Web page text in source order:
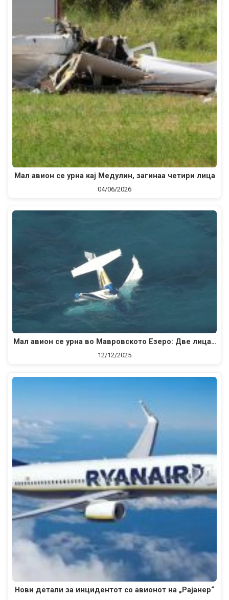
Мал авион се урна кај Медулин, загинаа четири лица
04/06/2026
Мал авион се урна во Мавровското Езеро: Две лица…
12/12/2025
Нови детали за инцидентот со авионот на „Рајанер“